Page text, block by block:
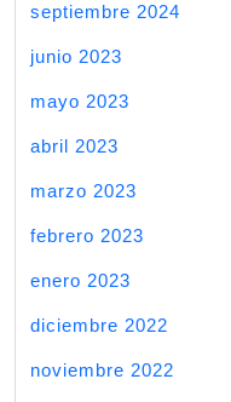
septiembre 2024
junio 2023
mayo 2023
abril 2023
marzo 2023
febrero 2023
enero 2023
diciembre 2022
noviembre 2022